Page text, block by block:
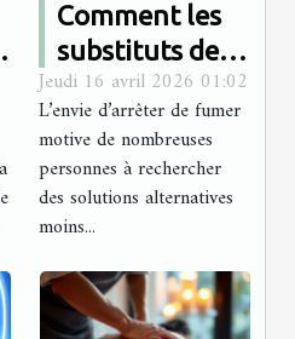
Comment les
substituts de
plantes sans
nicotine
favorisent-ils
l'arrêt du tabac
?
Jeudi 16 avril 2026 01:02
L’envie d’arrêter de fumer
motive de nombreuses
personnes à rechercher
des solutions alternatives
moins...